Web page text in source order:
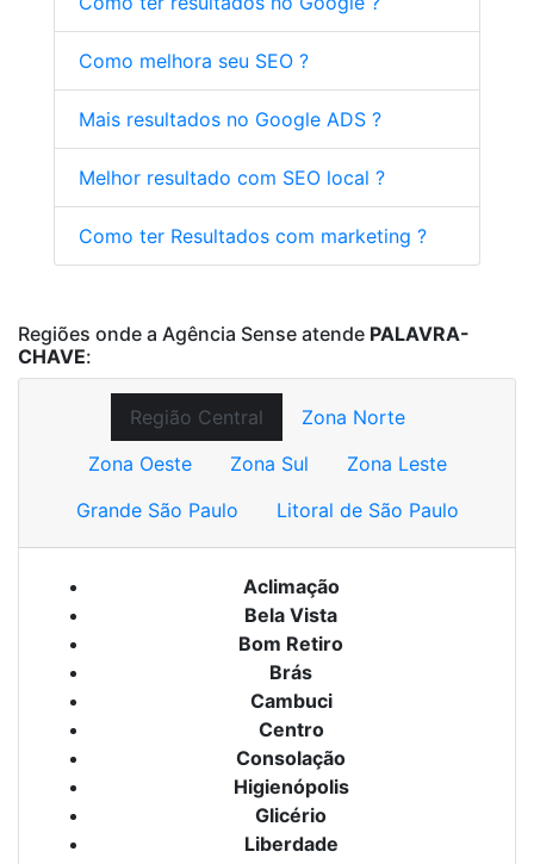
Como melhora seu SEO ?
Mais resultados no Google ADS ?
Melhor resultado com SEO local ?
Como ter Resultados com marketing ?
Regiões onde a Agência Sense atende PALAVRA-
CHAVE:
Região Central
Zona Norte
Zona Oeste
Zona Sul
Zona Leste
Grande São Paulo
Litoral de São Paulo
Aclimação
Bela Vista
Bom Retiro
Brás
Cambuci
Centro
Consolação
Higienópolis
Glicério
Liberdade